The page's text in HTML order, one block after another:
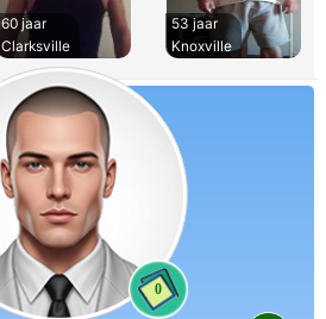
60 jaar
Clarksville
53 jaar
Knoxville
0